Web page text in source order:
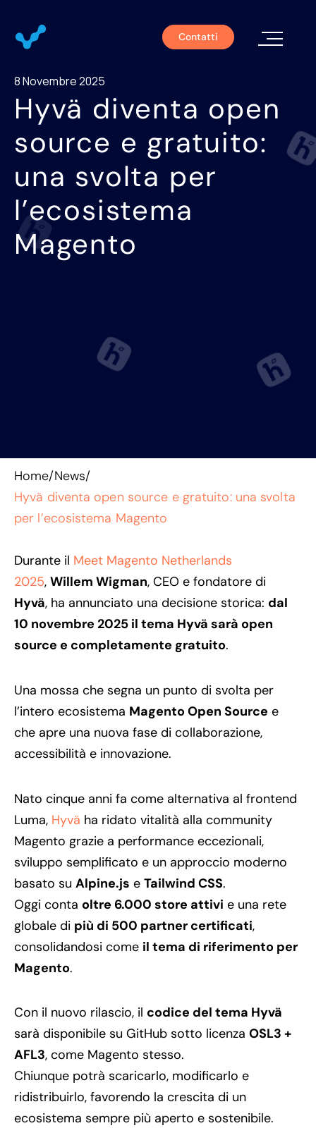
Contatti
8 Novembre 2025
Hyvä diventa open
source e gratuito:
una svolta per
l’ecosistema
Magento
Home/News/
Hyvä diventa open source e gratuito: una svolta
per l’ecosistema Magento
Durante il Meet Magento Netherlands
2025, Willem Wigman, CEO e fondatore di
Hyvä, ha annunciato una decisione storica: dal
10 novembre 2025 il tema Hyvä sarà open
source e completamente gratuito.
Una mossa che segna un punto di svolta per
l’intero ecosistema Magento Open Source e
che apre una nuova fase di collaborazione,
accessibilità e innovazione.
Nato cinque anni fa come alternativa al frontend
Luma, Hyvä ha ridato vitalità alla community
Magento grazie a performance eccezionali,
sviluppo semplificato e un approccio moderno
basato su Alpine.js e Tailwind CSS.
Oggi conta oltre 6.000 store attivi e una rete
globale di più di 500 partner certificati,
consolidandosi come il tema di riferimento per
Magento.
Con il nuovo rilascio, il codice del tema Hyvä
sarà disponibile su GitHub sotto licenza OSL3 +
AFL3, come Magento stesso.
Chiunque potrà scaricarlo, modificarlo e
ridistribuirlo, favorendo la crescita di un
ecosistema sempre più aperto e sostenibile.